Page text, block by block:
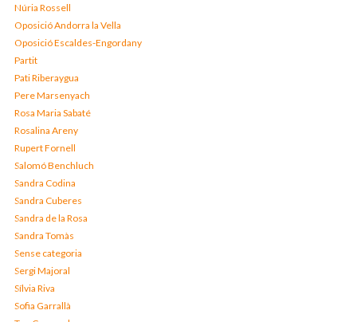
Núria Rossell
Oposició Andorra la Vella
Oposició Escaldes-Engordany
Partit
Pati Riberaygua
Pere Marsenyach
Rosa Maria Sabaté
Rosalina Areny
Rupert Fornell
Salomó Benchluch
Sandra Codina
Sandra Cuberes
Sandra de la Rosa
Sandra Tomàs
Sense categoria
Sergi Majoral
Sílvia Riva
Sofia Garrallà